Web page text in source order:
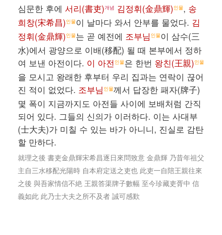
심문한 후에 서리(書吏)개념 김정휘(金鼎輝)인물, 송
희창(宋希昌)인물이 날마다 와서 안부를 물었다. 김
정휘(金鼎輝)인물는 곧 예전에 조부님 인물이 삼수(三
水)에서 광양으로 이배(移配) 될 때 본부에서 정하
여 보낸 아전이다. 이 아전 인물은 한번 왕친(王親)인물
을 모시고 왕래한 후부터 우리 집과는 연락이 끊어
진 적이 없었다. 조부님 인물께서 답장한 패자(牌子)
몇 폭이 지금까지도 아전들 사이에 보배처럼 간직
되어 있다. 그들의 신의가 이러하다. 이는 사대부
(士大夫)가 미칠 수 있는 바가 아니니, 진실로 감탄
할 만하다.
就理之後 書吏金鼎輝宋希昌逐日來問致意 金鼎輝 乃昔年祖父
主自三水移配光陽時 自本府定送之吏也 此吏一自陪王親往來
之後 與吾家情信不絶 王親答渠牌子數幅 至今珍藏吏胥中 信
義如此 此乃士大夫之所不及者 誠可感歎